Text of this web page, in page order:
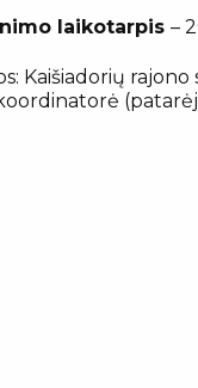
laikotarpis –
Kaišiadorių